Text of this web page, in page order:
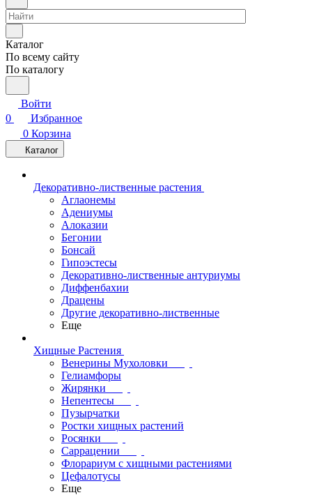
Каталог
По всему сайту
По каталогу
Войти
0
Избранное
0 Корзина
Каталог
Декоративно-лиственные растения
Аглаонемы
Адениумы
Алоказии
Бегонии
Бонсай
Гипоэстесы
Декоративно-лиственные антуриумы
Диффенбахии
Драцены
Другие декоративно-лиственные
Еще
Хищные Растения
Венерины Мухоловки
Гелиамфоры
Жирянки
Непентесы
Пузырчатки
Ростки хищных растений
Росянки
Саррацении
Флорариум с хищными растениями
Цефалотусы
Еще